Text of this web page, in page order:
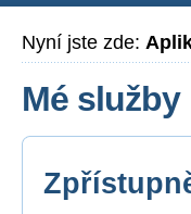
Nyní jste zde:
Mé služby